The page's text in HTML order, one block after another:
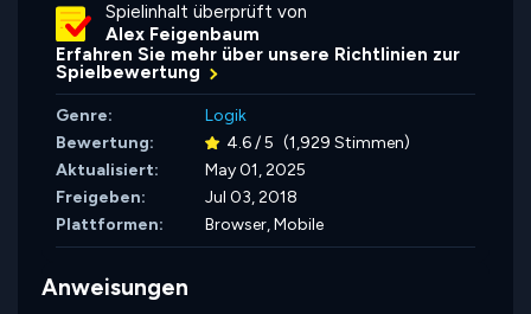
Spielinhalt überprüft von
Alex Feigenbaum
Erfahren Sie mehr über unsere Richtlinien zur
Spielbewertung
Genre:
Logik
Bewertung:
4.6 / 5 (1,929 Stimmen)
Aktualisiert:
May 01, 2025
Freigeben:
Jul 03, 2018
Plattformen:
Browser, Mobile
Anweisungen